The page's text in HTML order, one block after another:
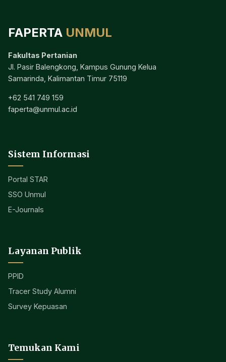
FAPERTA UNMUL
Fakultas Pertanian
Jl. Pasir Balengkong, Kampus Gunung Kelua
Samarinda, Kalimantan Timur 75119
+62 541 749 159
faperta@unmul.ac.id
Sistem Informasi
Portal STAR
SSO Unmul
E-Journals
Layanan Publik
PPID
Tracer Study Alumni
Survey Kepuasan
Temukan Kami